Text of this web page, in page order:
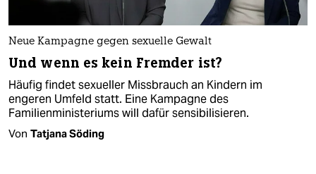
Neue Kampagne gegen sexuelle Gewalt
Und wenn es kein Fremder ist?
Häufig findet sexueller Missbrauch an Kindern im
engeren Umfeld statt. Eine Kampagne des
Familienministeriums will dafür sensibilisieren.
Von Tatjana Söding